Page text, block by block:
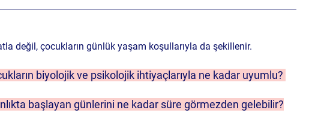
değil, çocukların günlük yaşam koşullarıyla da şekillenir.
biyolojik ve psikolojik ihtiyaçlarıyla ne kadar uyumlu?
başlayan günlerini ne kadar süre görmezden gelebilir?